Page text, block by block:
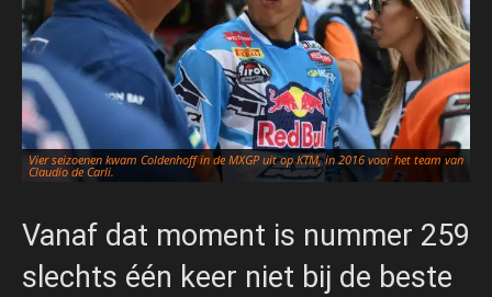
Vier seizoenen kwam Coldenhoff in de MXGP uit op KTM, in 2016 voor het team van
Claudio de Carli.
Vanaf dat moment is nummer 259
slechts één keer niet bij de beste